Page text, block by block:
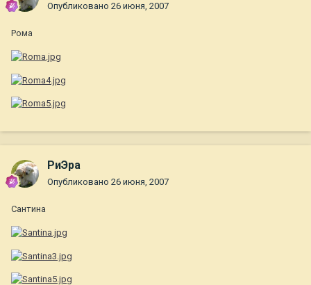
Опубликовано 26 июня, 2007
Рома
РиЭра
Опубликовано 26 июня, 2007
Сантина